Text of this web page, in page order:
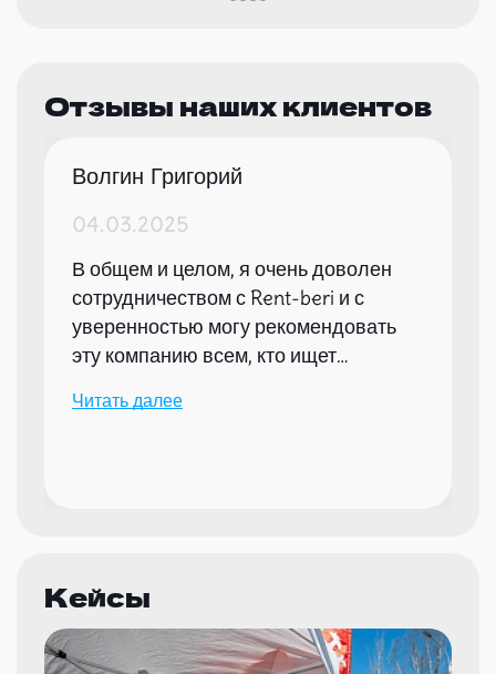
Отзывы наших клиентов
Волгин Григорий
04.03.2025
В общем и целом, я очень доволен
сотрудничеством с Rent-beri и с
уверенностью могу рекомендовать
эту компанию всем, кто ищет
мероприятий.
Читать далее
Кейсы